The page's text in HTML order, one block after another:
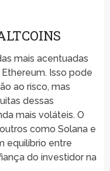
mais acentuadas
Isso pode
ao risco, mas
dessas
mais voláteis. O
como Solana e
equilíbrio entre
do investidor na